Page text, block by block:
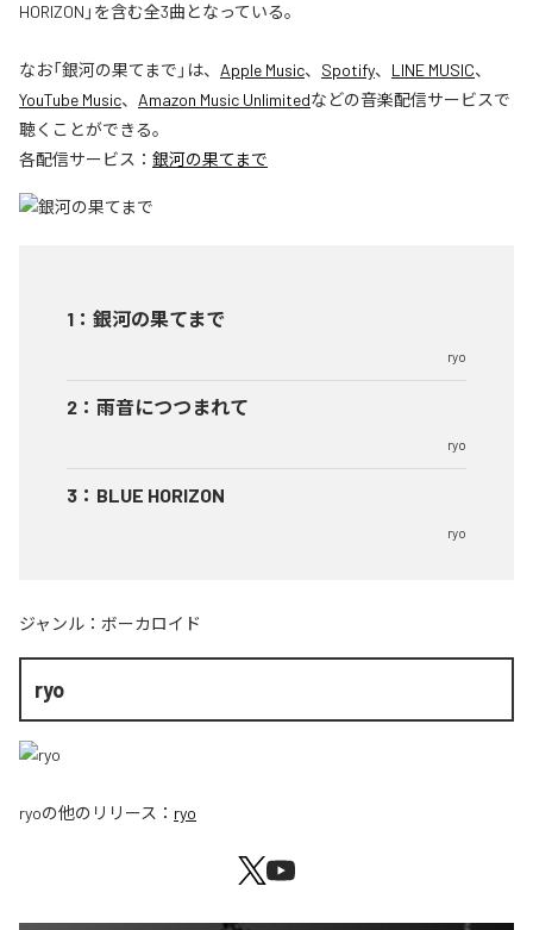
HORIZON」を含む全3曲となっている。
なお「銀河の果てまで 」は、 Apple Music、 Spotify、 LINE MUSIC、
YouTube Music、 Amazon Music Unlimitedなどの音楽配信サービスで
聴くことができる。
各配信サービス： 銀河の果てまで
1 ： 銀河の果てまで
ryo
2 ： 雨音につつまれて
ryo
3 ： BLUE HORIZON
ryo
ジャンル： ボーカロイド
ryo
ryoの他のリリース： ryo